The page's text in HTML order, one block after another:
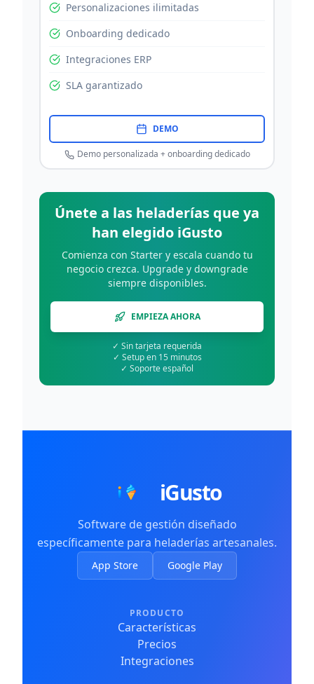
Personalizaciones ilimitadas
Onboarding dedicado
Integraciones ERP
SLA garantizado
DEMO
Demo personalizada + onboarding dedicado
Únete a las heladerías que ya
han elegido iGusto
Comienza con Starter y escala cuando tu
negocio crezca. Upgrade y downgrade
siempre disponibles.
EMPIEZA AHORA
✓ Sin tarjeta requerida
✓ Setup en 15 minutos
✓ Soporte español
iGusto
Software de gestión diseñado
específicamente para heladerías artesanales.
App Store Google Play
PRODUCTO
Características
Precios
Integraciones